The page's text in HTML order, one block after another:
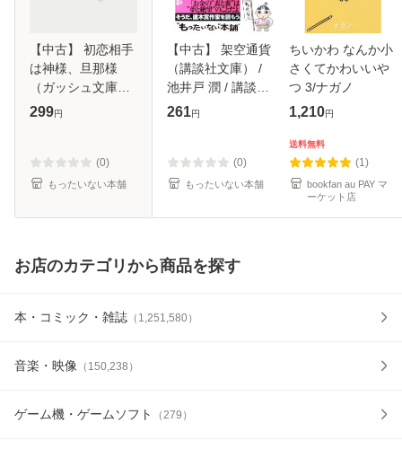
【中古】 初恋相手
は神様、旦那様
（ガッシュ文庫） /
葵居ゆゆ、 小禄 /
299円
(0)
もったいない本舗
【中古】 架空通貨
（講談社文庫） /
池井戸 潤 / 講談社
[文庫]【メール便送
261円
(0)
もったいない本舗
ちいかわ なんか小
さくてかわいいや
つ 3/ナガノ
1,210円
送料無料
(1)
bookfan au PAY マ
ーケット店
お店のカテゴリから商品を探す
本・コミック・雑誌 （ 1,251,580）
音楽・映像 （ 150,238 ）
ゲーム機・ゲームソフト （279 ）